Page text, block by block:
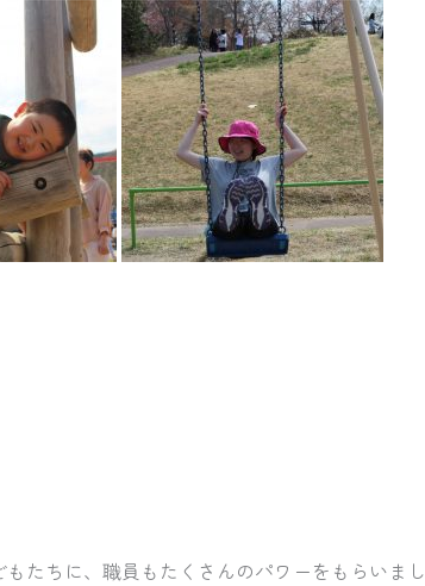
たちに、職員もたくさんのパワーをもらいまし